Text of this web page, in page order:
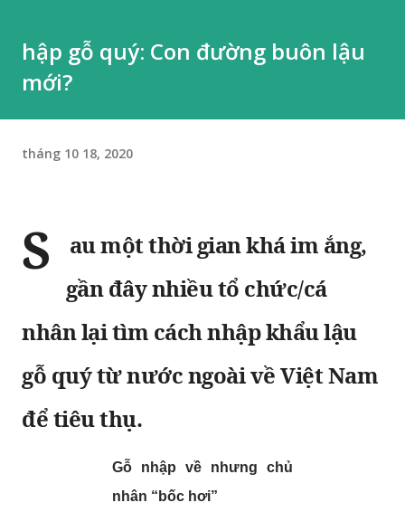
hập gỗ quý: Con đường buôn lậu
mới?
tháng 10 18, 2020
S
au một thời gian khá im ắng,
gần đây nhiều tổ chức/cá
nhân lại tìm cách nhập khẩu lậu
gỗ quý từ nước ngoài về Việt Nam
để tiêu thụ.
Gỗ nhập về nhưng chủ
nhân “bốc hơi”